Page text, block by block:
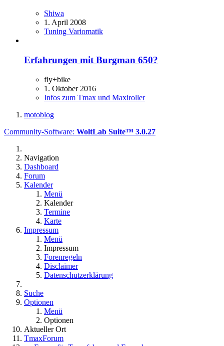
Shiwa
1. April 2008
Tuning Variomatik
Erfahrungen mit Burgman 650?
fly+bike
1. Oktober 2016
Infos zum Tmax und Maxiroller
motoblog
Community-Software: WoltLab Suite™ 3.0.27
Navigation
Dashboard
Forum
Kalender
Menü
Kalender
Termine
Karte
Impressum
Menü
Impressum
Forenregeln
Disclaimer
Datenschutzerklärung
Suche
Optionen
Menü
Optionen
Aktueller Ort
TmaxForum